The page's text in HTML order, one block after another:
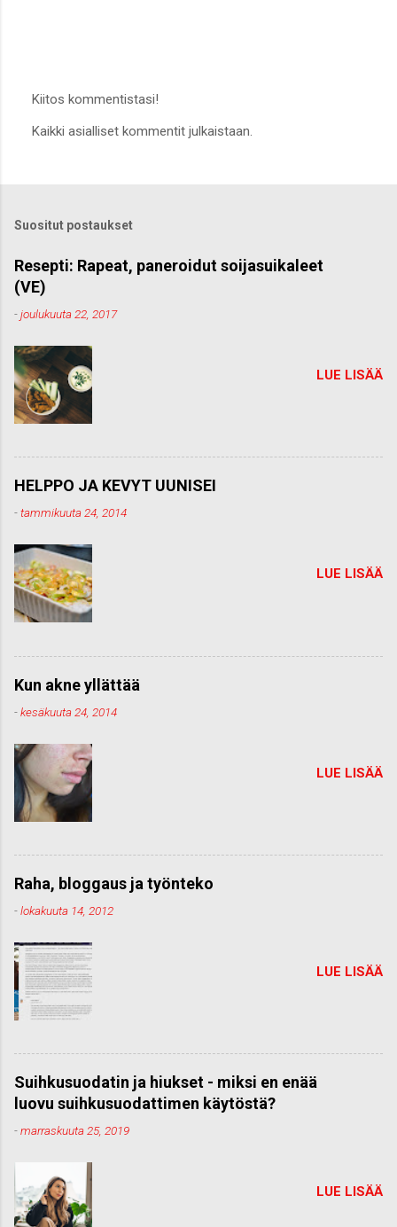
ä
o
m
e
n
t
Kiitos kommentistasi!
Kaikki asialliset kommentit julkaistaan.
Suositut postaukset
Resepti: Rapeat, paneroidut soijasuikaleet
(VE)
-joulukuuta 22, 2017
LUE LISÄÄ
HELPPO JA KEVYT UUNISEI
-tammikuuta 24, 2014
LUE LISÄÄ
Kun akne yllättää
-kesäkuuta 24, 2014
LUE LISÄÄ
Raha, bloggaus ja työnteko
-lokakuuta 14, 2012
LUE LISÄÄ
Suihkusuodatin ja hiukset - miksi en enää
luovu suihkusuodattimen käytöstä?
-marraskuuta 25, 2019
LUE LISÄÄ